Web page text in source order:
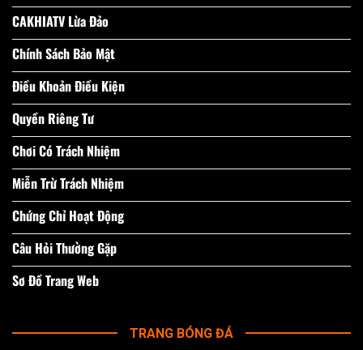
CAKHIATV Lừa Đảo
Chính Sách Bảo Mật
Điều Khoản Điều Kiện
Quyền Riêng Tư
Chơi Có Trách Nhiệm
Miễn Trừ Trách Nhiệm
Chứng Chỉ Hoạt Động
Câu Hỏi Thường Gặp
Sơ Đồ Trang Web
TRANG BÓNG ĐÁ